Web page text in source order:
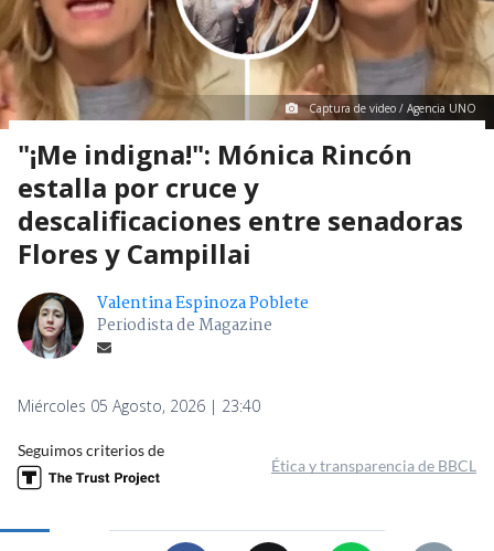
Captura de video / Agencia UNO
"¡Me indigna!": Mónica Rincón
estalla por cruce y
descalificaciones entre senadoras
Flores y Campillai
Valentina Espinoza Poblete
Periodista de Magazine
Miércoles 05 Agosto, 2026 | 23:40
Seguimos criterios de
Ética y transparencia de BBCL